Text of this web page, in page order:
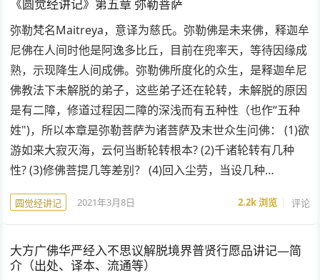
《圆觉经讲记》第五章 弥勒菩萨
弥勒梵名Maitreya，意译为慈氏。弥勒佛是未来佛，释迦牟
尼佛在人间时他是阿逸多比丘，目前在兜率天，等待因缘成
熟，示现降生人间成佛。弥勒佛所度化的众生，是释迦牟尼
佛教法下未解脱的弟子，这些弟子还在轮转，未解脱的原因
是有二障，修道过程因二障的深浅而有五种性（也作“五种
姓")，所以本章是弥勒菩萨为诸菩萨及末世众生问佛： (1)欲
游如来大寂灭海，云何当断轮转根本? (2)千诸轮转有几种
性? (3)修佛菩提几等差别？ (4)回入尘劳，当设几种…
圆觉经讲记 2021年3月8日 2.2k浏览 评论
大方广佛华严经入不思议解脱境界普贤行愿品讲记—简
介（出处、译本、流通等）